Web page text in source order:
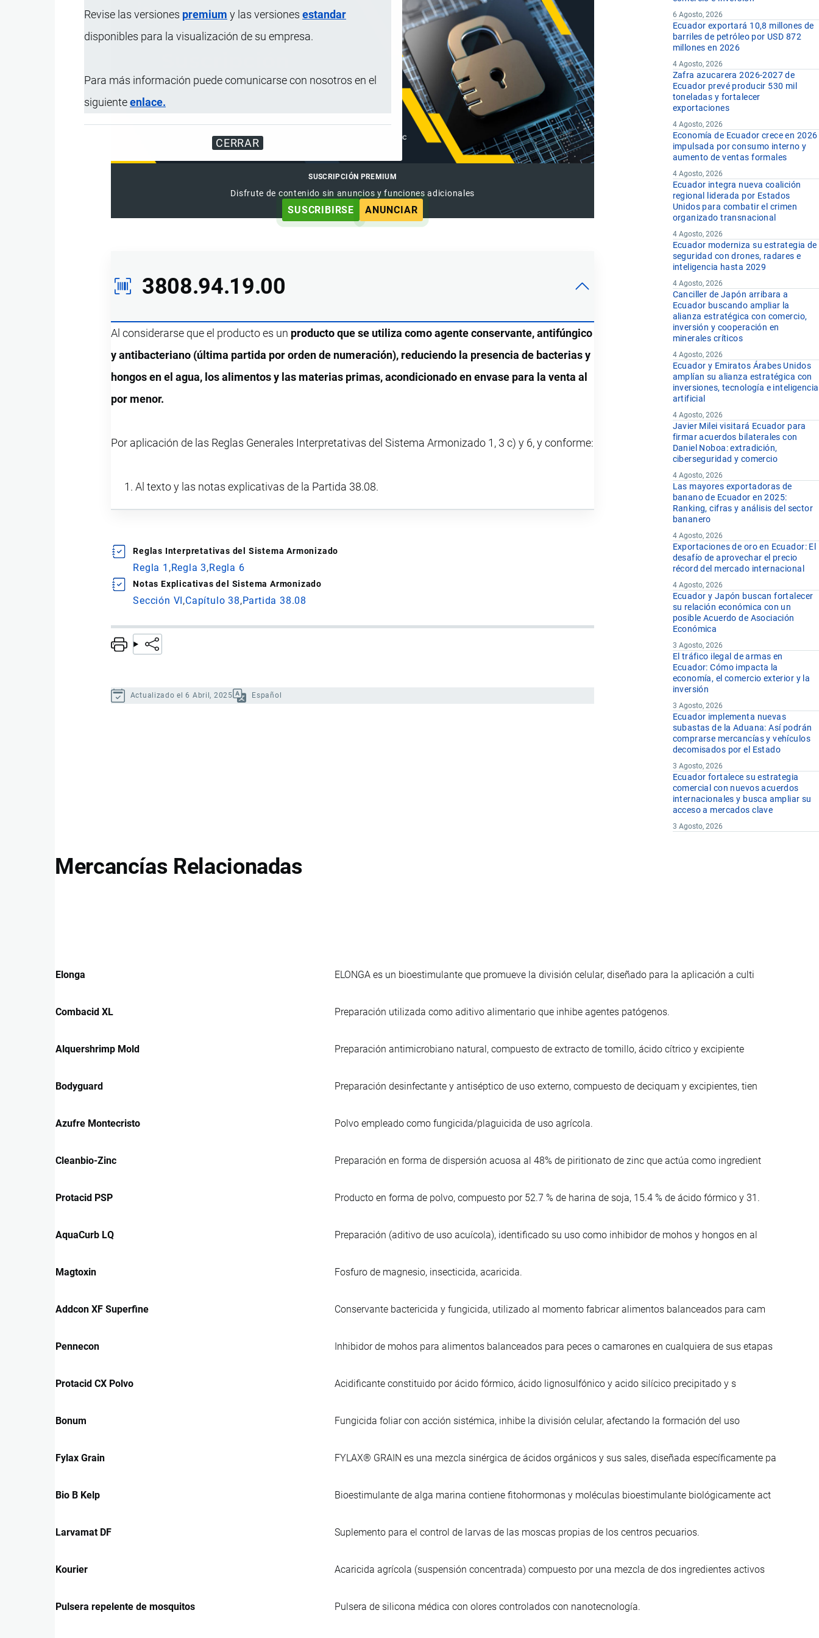
Revise las versiones premium y las versiones estandar
disponibles para la visualización de su empresa.
Para más información puede comunicarse con nosotros en el
siguienteenlace.
CERRAR
SUSCRIPCIÓN PREMIUM
Disfrute de contenido sin anuncios y funciones adicionales
SUSCRIBIRSE ANUNCIAR
3808.94.19.00
Al considerarse que el producto es un producto que se utiliza como agente conservante, antifúngico
y antibacteriano (última partida por orden de numeración), reduciendo la presencia de bacterias y
hongos en el agua, los alimentos y las materias primas, acondicionado en envase para la venta al
por menor.
Por aplicación de las Reglas Generales Interpretativas del Sistema Armonizado 1, 3 c) y 6, y conforme:
Al texto y las notas explicativas de la Partida 38.08.
Reglas Interpretativas del Sistema Armonizado
Regla 1 Regla 3 Regla 6
Notas Explicativas del Sistema Armonizado
Sección VI Capítulo 38 Partida 38.08
Actualizado el 6 Abril, 2025 Español
6 Agosto, 2026
Ecuador exportará 10,8 millones de
barriles de petróleo por USD 872
millones en 2026
4 Agosto, 2026
Zafra azucarera 2026-2027 de
Ecuador prevé producir 530 mil
toneladas y fortalecer
exportaciones
4 Agosto, 2026
Economía de Ecuador crece en 2026
impulsada por consumo interno y
aumento de ventas formales
4 Agosto, 2026
Ecuador integra nueva coalición
regional liderada por Estados
Unidos para combatir el crimen
organizado transnacional
4 Agosto, 2026
Ecuador moderniza su estrategia de
seguridad con drones, radares e
inteligencia hasta 2029
4 Agosto, 2026
Canciller de Japón arribara a
Ecuador buscando ampliar la
alianza estratégica con comercio,
inversión y cooperación en
minerales críticos
4 Agosto, 2026
Ecuador y Emiratos Árabes Unidos
amplían su alianza estratégica con
inversiones, tecnología e inteligencia
artificial
4 Agosto, 2026
Javier Milei visitará Ecuador para
firmar acuerdos bilaterales con
Daniel Noboa: extradición,
ciberseguridad y comercio
4 Agosto, 2026
Las mayores exportadoras de
banano de Ecuador en 2025:
Ranking, cifras y análisis del sector
bananero
4 Agosto, 2026
Exportaciones de oro en Ecuador: El
desafío de aprovechar el precio
récord del mercado internacional
4 Agosto, 2026
Ecuador y Japón buscan fortalecer
su relación económica con un
posible Acuerdo de Asociación
Económica
3 Agosto, 2026
El tráfico ilegal de armas en
Ecuador: Cómo impacta la
economía, el comercio exterior y la
inversión
3 Agosto, 2026
Ecuador implementa nuevas
subastas de la Aduana: Así podrán
comprarse mercancías y vehículos
decomisados por el Estado
3 Agosto, 2026
Ecuador fortalece su estrategia
comercial con nuevos acuerdos
internacionales y busca ampliar su
acceso a mercados clave
3 Agosto, 2026
Mercancías Relacionadas
Elonga ELONGA es un bioestimulante que promueve la división celular, diseñado para la aplicación a culti
Combacid XL Preparación utilizada como aditivo alimentario que inhibe agentes patógenos.
Alquershrimp Mold Preparación antimicrobiano natural, compuesto de extracto de tomillo, ácido cítrico y excipiente
Bodyguard Preparación desinfectante y antiséptico de uso externo, compuesto de deciquam y excipientes, tien
Azufre Montecristo Polvo empleado como fungicida/plaguicida de uso agrícola.
Cleanbio-Zinc Preparación en forma de dispersión acuosa al 48% de piritionato de zinc que actúa como ingredient
Protacid PSP Producto en forma de polvo, compuesto por 52.7 % de harina de soja, 15.4 % de ácido fórmico y 31.
AquaCurb LQ Preparación (aditivo de uso acuícola), identificado su uso como inhibidor de mohos y hongos en al
Magtoxin Fosfuro de magnesio, insecticida, acaricida.
Addcon XF Superfine Conservante bactericida y fungicida, utilizado al momento fabricar alimentos balanceados para cam
Pennecon Inhibidor de mohos para alimentos balanceados para peces o camarones en cualquiera de sus etapas
Protacid CX Polvo Acidificante constituido por ácido fórmico, ácido lignosulfónico y acido silícico precipitado y s
Bonum Fungicida foliar con acción sistémica, inhibe la división celular, afectando la formación del uso
Fylax Grain FYLAX® GRAIN es una mezcla sinérgica de ácidos orgánicos y sus sales, diseñada específicamente pa
Bio B Kelp Bioestimulante de alga marina contiene fitohormonas y moléculas bioestimulante biológicamente act
Larvamat DF Suplemento para el control de larvas de las moscas propias de los centros pecuarios.
Kourier Acaricida agrícola (suspensión concentrada) compuesto por una mezcla de dos ingredientes activos
Pulsera repelente de mosquitos Pulsera de silicona médica con olores controlados con nanotecnología.